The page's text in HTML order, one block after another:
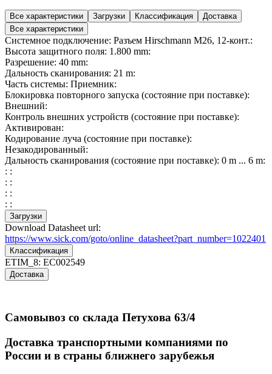
Все характеристики Загрузки Классификация
Доставка
Все характеристики
Системное подключение: Разъем Hirschmann M26, 12-конт.:
Высота защитного поля: 1.800 mm:
Разрешение: 40 mm:
Дальность сканирования: 21 m:
Часть системы: Приемник:
Блокировка повторного запуска (состояние при поставке):
Внешний:
Контроль внешних устройств (состояние при поставке):
Активирован:
Кодирование луча (состояние при поставке):
Незакодированный:
Дальность сканирования (состояние при поставке): 0 m ... 6 m:
: :
: :
: :
: :
Загрузки
Download Datasheet url:
https://www.sick.com/goto/online_datasheet?part_number=1022401
Классификация
ETIM_8: EC002549
Доставка
Самовывоз со склада Петухова 63/4
Доставка транспортными компаниями по
России и в страны ближнего зарубежья